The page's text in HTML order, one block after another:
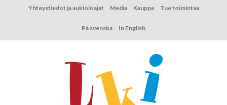
Yhteystiedot ja aukioloajat Media Kauppa Tue toimintaa
På svenska In English